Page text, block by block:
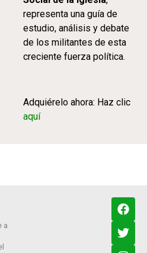
representa una guía de
estudio, análisis y debate
de los militantes de esta
creciente fuerza política.
Adquiérelo ahora: Haz clic
aquí
a